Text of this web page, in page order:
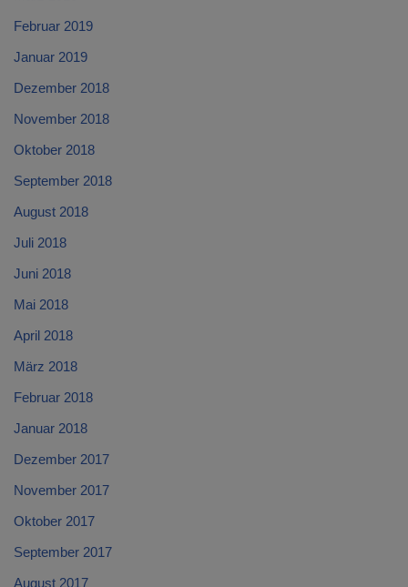
Februar 2019
Januar 2019
Dezember 2018
November 2018
Oktober 2018
September 2018
August 2018
Juli 2018
Juni 2018
Mai 2018
April 2018
März 2018
Februar 2018
Januar 2018
Dezember 2017
November 2017
Oktober 2017
September 2017
August 2017